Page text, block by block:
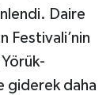
Daire
Festivali’nin
giderek daha